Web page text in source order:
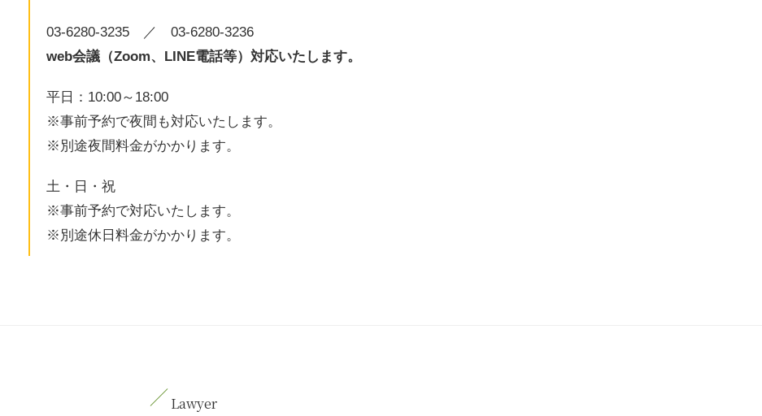
03-6280-3235 ／ 03-6280-3236
web会議（Zoom、LINE電話等）対応いたします。
平日：10:00～18:00
※事前予約で夜間も対応いたします。
※別途夜間料金がかかります。
土・日・祝
※事前予約で対応いたします。
※別途休日料金がかかります。